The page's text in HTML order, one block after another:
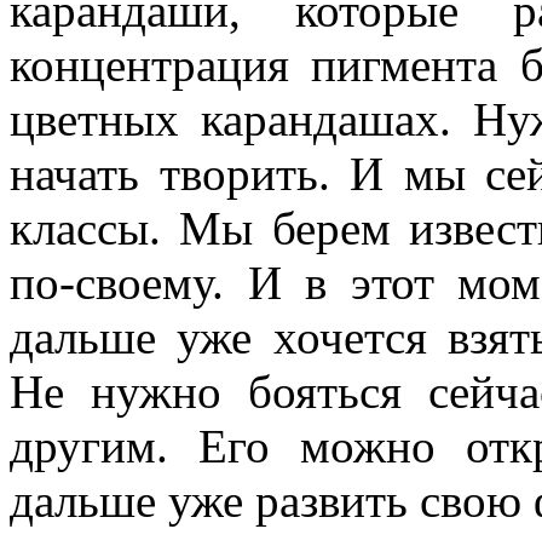
концентрация
цветных карандашах.
начать творить. И мы
классы. Мы берем
по-своему. И в этот
дальше уже хочется
Не нужно бояться
другим. Его можно
дальше уже развить свою